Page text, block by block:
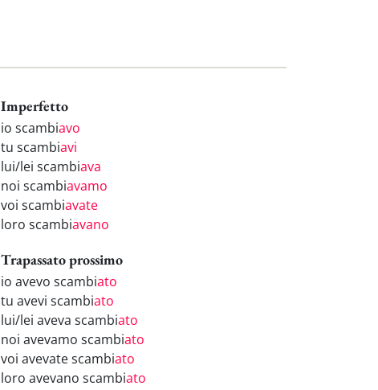
Imperfetto
io scambiavo
tu scambiavi
lui/lei scambiava
noi scambiavamo
voi scambiavate
loro scambiavano
Trapassato prossimo
io avevo scambiato
tu avevi scambiato
lui/lei aveva scambiato
noi avevamo scambiato
voi avevate scambiato
loro avevano scambiato